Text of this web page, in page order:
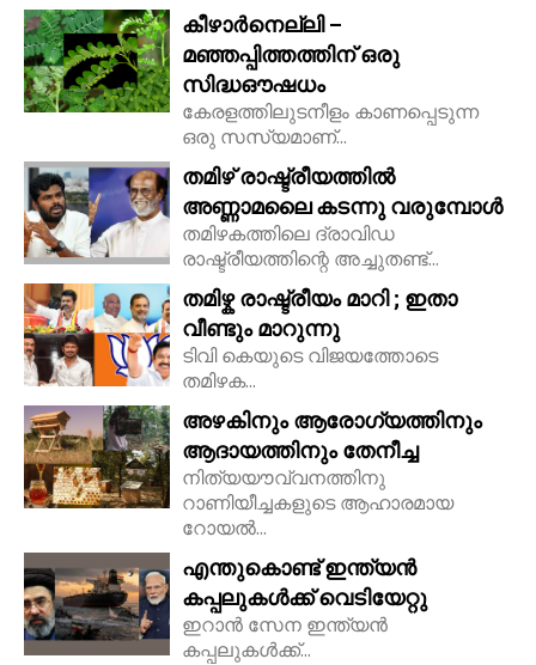
കീഴാർനെല്ലി –
മഞ്ഞപ്പിത്തത്തിന് ഒരു
സിദ്ധഔഷധം
കേരളത്തിലുടനീളം കാണപ്പെടുന്ന
ഒരു സസ്യമാണ്...
തമിഴ് രാഷ്ട്രീയത്തിൽ
അണ്ണാമലൈ കടന്നു വരുമ്പോൾ
തമിഴകത്തിലെ ദ്രാവിഡ
രാഷ്ട്രീയത്തിന്റെ അച്ചുതണ്ട്...
തമിഴ്ക രാഷ്ട്രീയം മാറി ; ഇതാ
വീണ്ടും മാറുന്നു
ടിവി കെയുടെ വിജയത്തോടെ
തമിഴക...
അഴകിനും ആരോഗ്യത്തിനും
ആദായത്തിനും തേനീച്ച
നിത്യയൗവ്വനത്തിനു
റാണിയീച്ചകളുടെ ആഹാരമായ
റോയല്‍...
എന്തുകൊണ്ട് ഇന്ത്യൻ
കപ്പലുകൾക്ക് വെടിയേറ്റു
ഇറാൻ സേന ഇന്ത്യൻ
കപ്പലുകൾക്ക്...